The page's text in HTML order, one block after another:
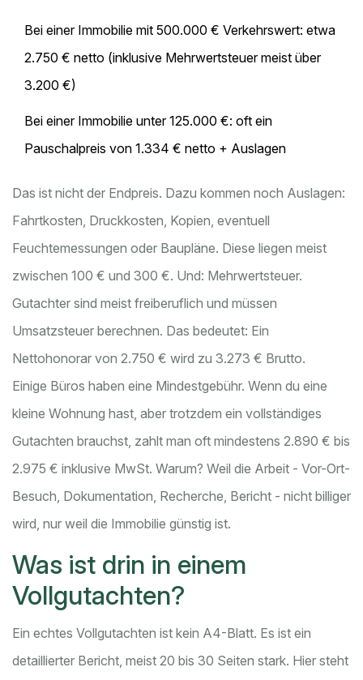
Bei einer Immobilie mit 500.000 € Verkehrswert: etwa
2.750 € netto (inklusive Mehrwertsteuer meist über
3.200 €)
Bei einer Immobilie unter 125.000 €: oft ein
Pauschalpreis von 1.334 € netto + Auslagen
Das ist nicht der Endpreis. Dazu kommen noch Auslagen:
Fahrtkosten, Druckkosten, Kopien, eventuell
Feuchtemessungen oder Baupläne. Diese liegen meist
zwischen 100 € und 300 €. Und: Mehrwertsteuer.
Gutachter sind meist freiberuflich und müssen
Umsatzsteuer berechnen. Das bedeutet: Ein
Nettohonorar von 2.750 € wird zu 3.273 € Brutto.
Einige Büros haben eine Mindestgebühr. Wenn du eine
kleine Wohnung hast, aber trotzdem ein vollständiges
Gutachten brauchst, zahlt man oft mindestens 2.890 € bis
2.975 € inklusive MwSt. Warum? Weil die Arbeit - Vor-Ort-
Besuch, Dokumentation, Recherche, Bericht - nicht billiger
wird, nur weil die Immobilie günstig ist.
Was ist drin in einem
Vollgutachten?
Ein echtes Vollgutachten ist kein A4-Blatt. Es ist ein
detaillierter Bericht, meist 20 bis 30 Seiten stark. Hier steht